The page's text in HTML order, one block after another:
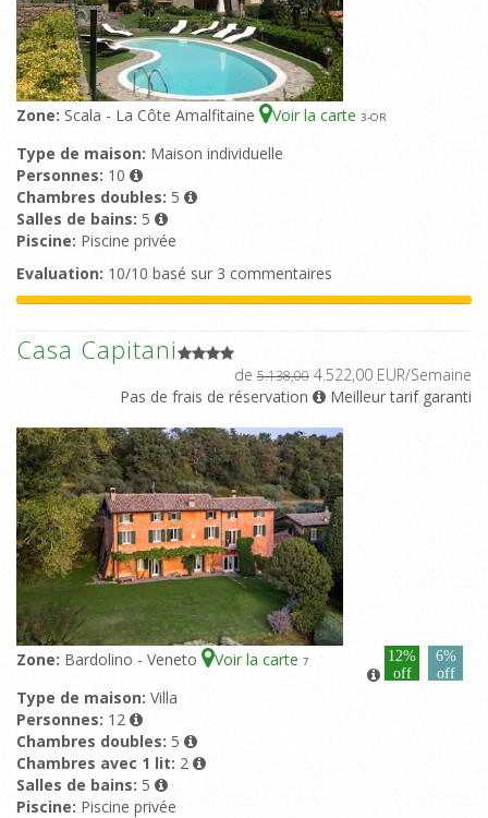
Zone: Scala - La Côte Amalfitaine Voir la carte 3-OR
Type de maison: Maison individuelle
Personnes: 10
Chambres doubles: 5
Salles de bains: 5
Piscine: Piscine privée
Evaluation: 10/10 basé sur 3 commentaires
Casa Capitani
de 5.138,00 4.522,00 EUR/Semaine
Pas de frais de réservation
Meilleur tarif garanti
Zone: Bardolino - Veneto Voir la carte 7
12%
off
6%
off
Type de maison: Villa
Personnes: 12
Chambres doubles: 5
Chambres avec 1 lit: 2
Salles de bains: 5
Piscine: Piscine privée